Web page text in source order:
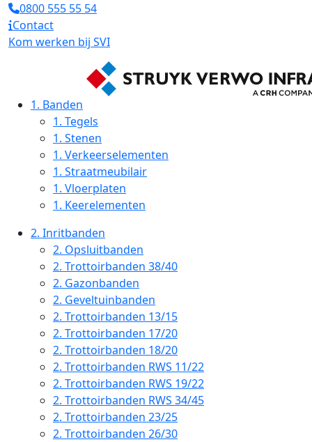
0800 555 55 54
Contact
Kom werken bij SVI
1. Banden
1. Tegels
1. Stenen
1. Verkeerselementen
1. Straatmeubilair
1. Vloerplaten
1. Keerelementen
2. Inritbanden
2. Opsluitbanden
2. Trottoirbanden 38/40
2. Gazonbanden
2. Geveltuinbanden
2. Trottoirbanden 13/15
2. Trottoirbanden 17/20
2. Trottoirbanden 18/20
2. Trottoirbanden RWS 11/22
2. Trottoirbanden RWS 19/22
2. Trottoirbanden RWS 34/45
2. Trottoirbanden 23/25
2. Trottoirbanden 26/30